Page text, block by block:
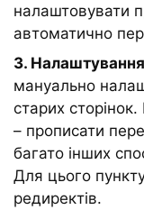
налаштовувати
автоматично
3.
мануально
старих
– прописати
багато інших
Для цього
редиректів.